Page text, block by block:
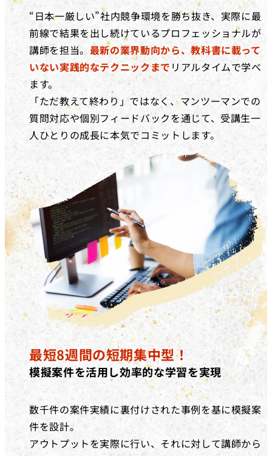
“日本一厳しい”社内競争環境を勝ち抜き、実際に最
前線で結果を出し続けているプロフェッショナルが
講師を担当。 最新の業界動向から、教科書に載って
いない実践的なテクニックまで リアルタイムで学べ
ます。
「ただ教えて終わり」ではなく、マンツーマンでの
質問対応や個別フィードバックを通じて、受講生一
人ひとりの成長に本気でコミットします。
最短8週間の短期集中型！
模擬案件を活用し効率的な学習を実現
数千件の案件実績に裏付けされた事例を基に模擬案
件を設計。
アウトプットを実際に行い、それに対して講師から